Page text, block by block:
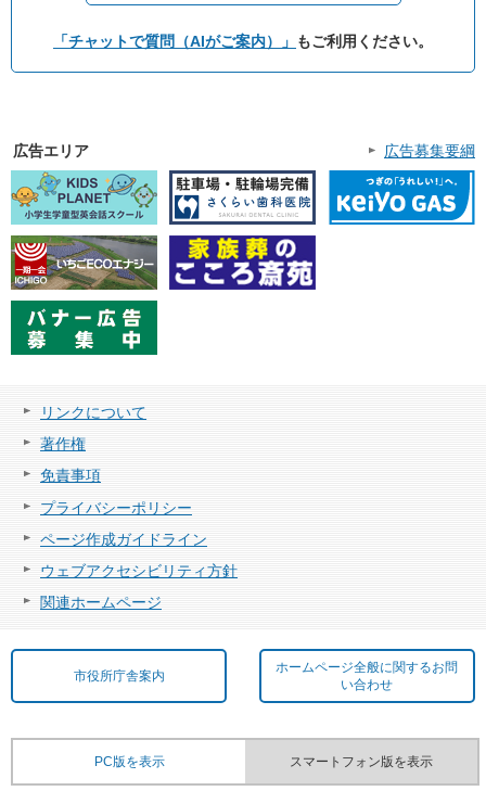
「チャットで質問（AIがご案内）」 もご利用ください。
広告エリア 広告募集要綱
リンクについて
著作権
免責事項
プライバシーポリシー
ページ作成ガイドライン
ウェブアクセシビリティ方針
関連ホームページ
市役所庁舎案内
ホームページ全般に関するお問
い合わせ
PC版を表示 スマートフォン版を表示